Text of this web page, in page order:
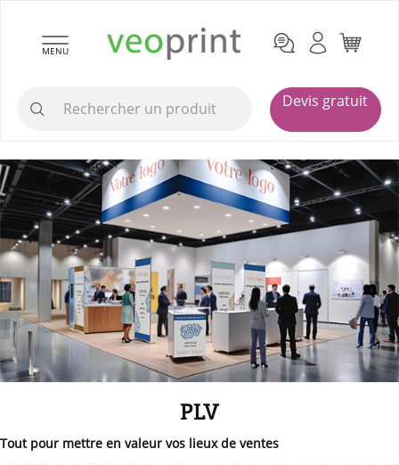
MENU
Devis gratuit
PLV
Tout pour mettre en valeur vos lieux de ventes